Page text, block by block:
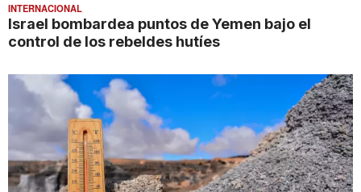
INTERNACIONAL
Israel bombardea puntos de Yemen bajo el
control de los rebeldes hutíes